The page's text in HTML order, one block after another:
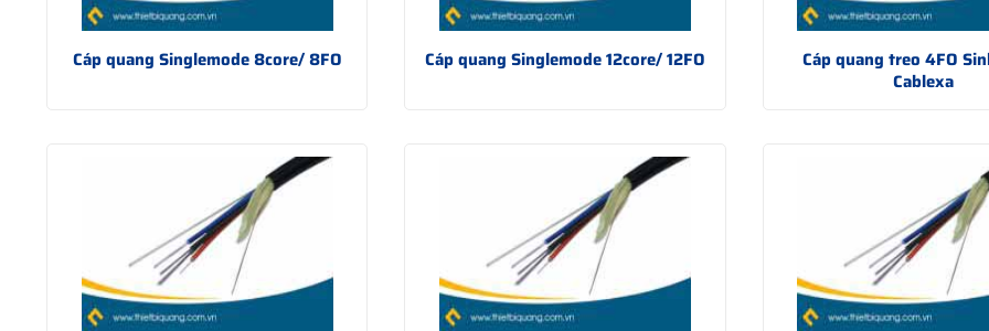
Cáp quang Singlemode 8core/ 8FO Cáp quang Singlemode 12core/ 12FO
Cáp quang treo 4FO
Cablexa